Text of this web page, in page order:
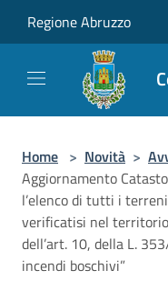
Regione Abruzzo
Home > Novità >
Aggiornamento
l’elenco di tutti i
verificatisi nel
dell’art. 10, della L.
incendi boschivi”